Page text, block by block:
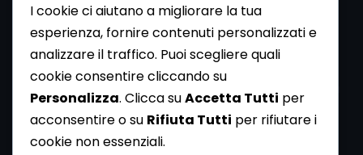
Newsletter
Se vuoi ricevere la Rivista gratuita di archeologia realizzata
dalla Redazione di ArcheoMedia iscriviti alla nostra
Newsletter [Clicca Qui]
I cookie ci aiutano a migliorare la tua
esperienza, fornire contenuti personalizzati e
analizzare il traffico. Puoi scegliere quali
cookie consentire cliccando su
Personalizza. Clicca suAccetta Tutti per
acconsentire o su Rifiuta Tutti per rifiutare i
cookie non essenziali.